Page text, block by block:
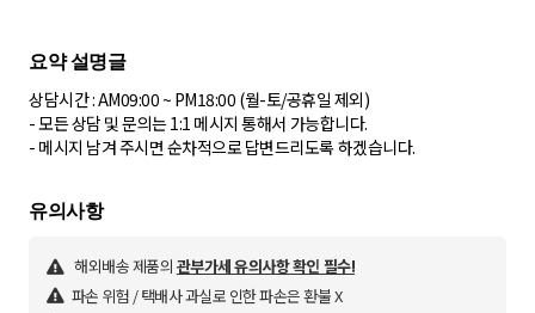
요약 설명글
상담시간 : AM09:00 ~ PM18:00 (월-토/공휴일 제외)
- 모든 상담 및 문의는 1:1 메시지 통해서 가능합니다.
- 메시지 남겨 주시면 순차적으로 답변드리도록 하겠습니다.
유의사항
해외배송 제품의 관부가세 유의사항 확인 필수!
파손 위험 / 택배사 과실로 인한 파손은 환불 X